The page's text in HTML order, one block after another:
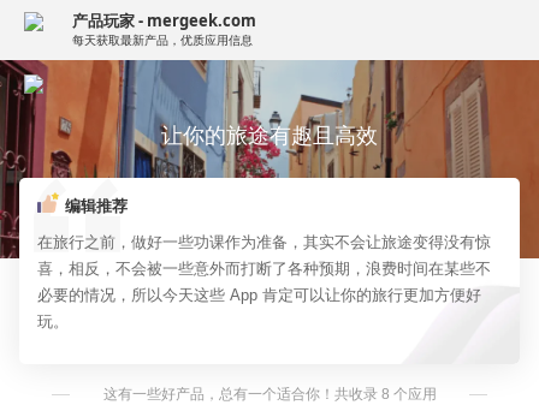
产品玩家 - mergeek.com
每天获取最新产品，优质应用信息
让你的旅途有趣且高效
编辑推荐
在旅行之前，做好一些功课作为准备，其实不会让旅途变得没有惊
喜，相反，不会被一些意外而打断了各种预期，浪费时间在某些不
必要的情况，所以今天这些 App 肯定可以让你的旅行更加方便好
玩。
这有一些好产品，总有一个适合你！共收录 8 个应用